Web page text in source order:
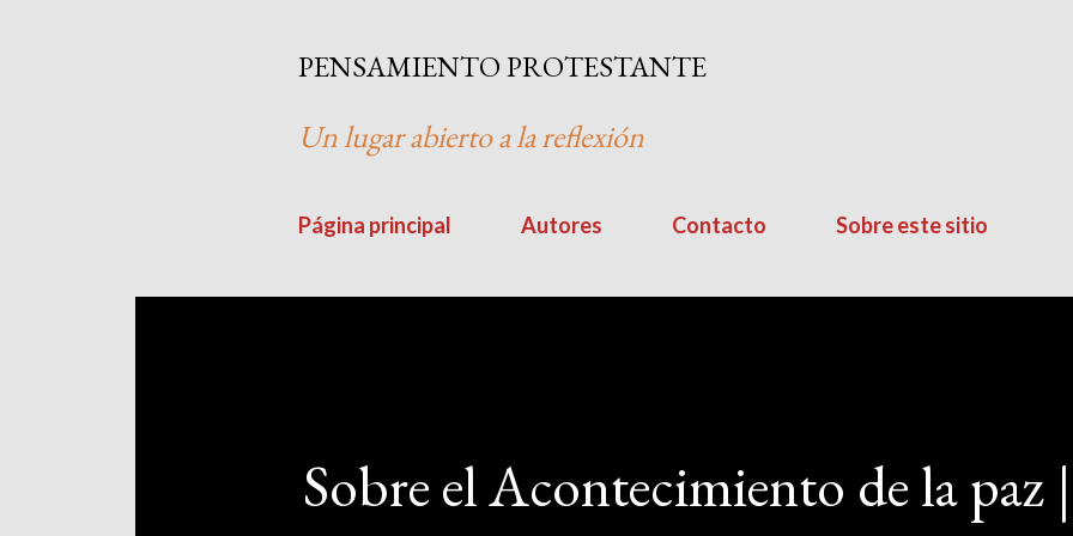
PENSAMIENTO PROTESTANTE
Un lugar abierto a la reflexión
Página principal Autores Contacto Sobre este sitio
Sobre el Acontecimiento de la paz |